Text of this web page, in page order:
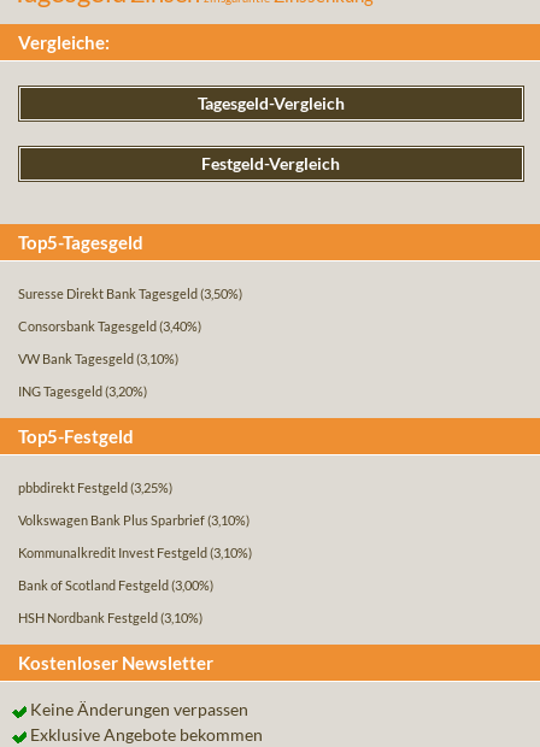
Vergleiche:
Tagesgeld-Vergleich
Festgeld-Vergleich
Top5-Tagesgeld
Suresse Direkt Bank Tagesgeld (3,50%)
Consorsbank Tagesgeld (3,40%)
VW Bank Tagesgeld (3,10%)
ING Tagesgeld (3,20%)
Top5-Festgeld
pbbdirekt Festgeld (3,25%)
Volkswagen Bank Plus Sparbrief(3,10%)
Kommunalkredit Invest Festgeld (3,10%)
Bank of Scotland Festgeld (3,00%)
HSH Nordbank Festgeld (3,10%)
Kostenloser Newsletter
Keine Änderungen verpassen
Exklusive Angebote bekommen